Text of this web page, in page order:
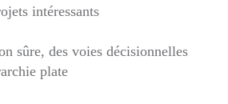
intéressants
des voies décisionnelles
plate